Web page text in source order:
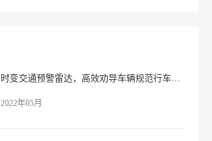
时变交通预警雷达，高效劝导车辆规范行车安全驾驶!
2022年05月